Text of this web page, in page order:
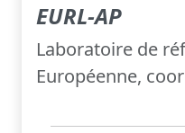
EURL-AP
Laboratoire de
Européenne,